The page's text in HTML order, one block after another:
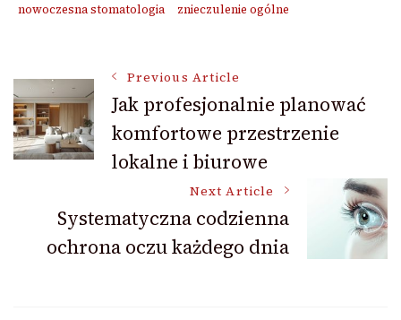
nowoczesna stomatologia
znieczulenie ogólne
Post
Navigation
Previous Article
Jak profesjonalnie planować
komfortowe przestrzenie
lokalne i biurowe
Next Article
Systematyczna codzienna
ochrona oczu każdego dnia